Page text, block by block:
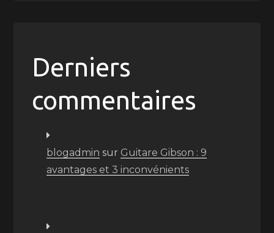
Derniers
commentaires
blogadmin sur Guitare Gibson : 9
avantages et 3 inconvénients